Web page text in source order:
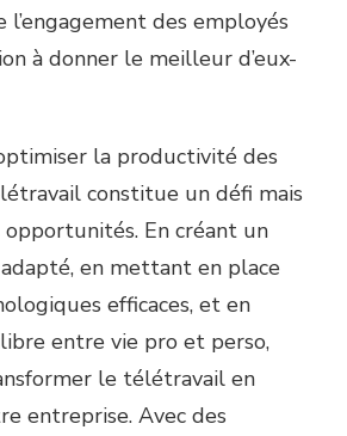
l’engagement des employés
à donner le meilleur d’eux-
la productivité des
constitue un défi mais
opportunités. En créant un
en mettant en place
efficaces, et en
entre vie pro et perso,
le télétravail en
entreprise. Avec des